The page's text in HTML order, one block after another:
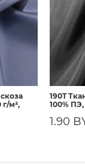
г/м²,
190T
100%
1.90